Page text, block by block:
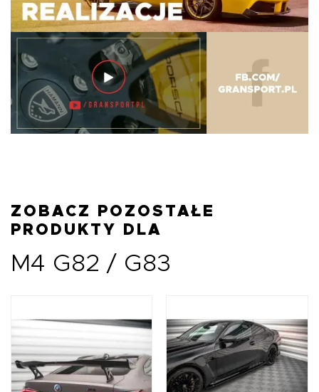
ZOBACZ POZOSTAŁE
PRODUKTY DLA
M4 G82 / G83